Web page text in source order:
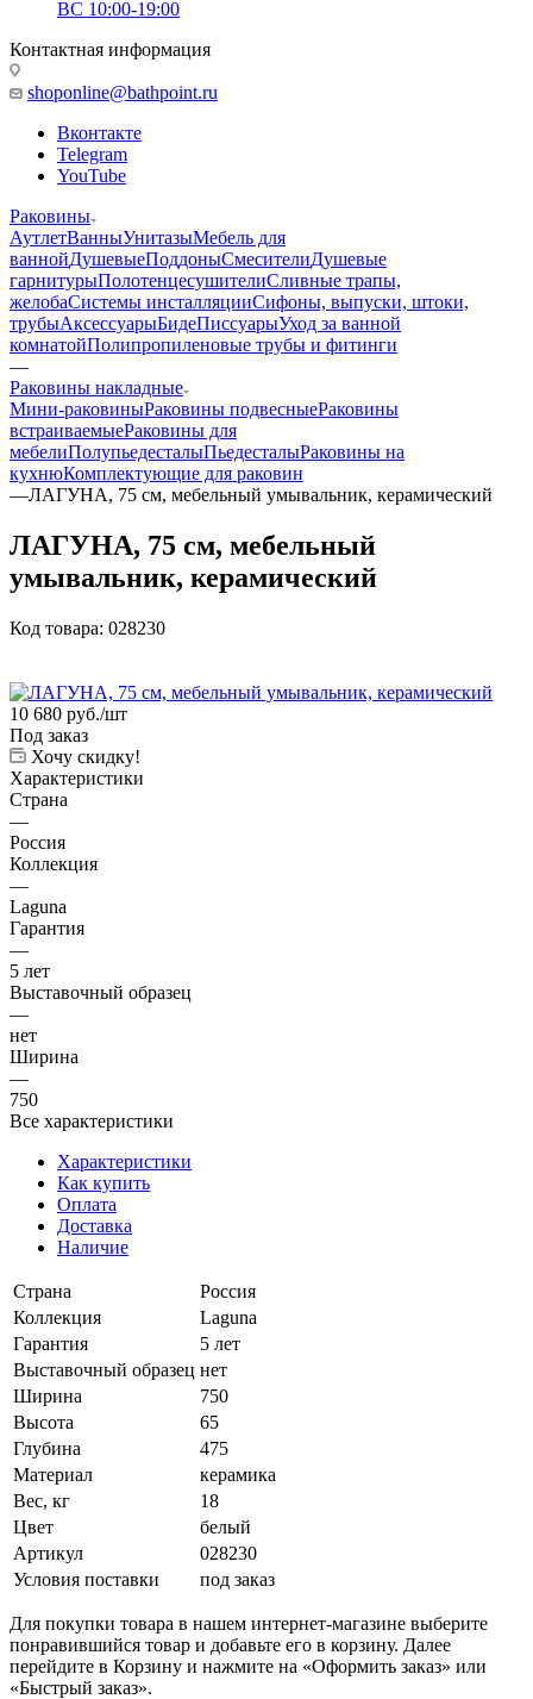
ВС 10:00-19:00
Контактная информация
shoponline@bathpoint.ru
Вконтакте
Telegram
YouTube
Раковины
АутлетВанныУнитазыМебель для
ваннойДушевыеПоддоныСмесителиДушевые
гарнитурыПолотенцесушителиСливные трапы,
желобаСистемы инсталляцииСифоны, выпуски, штоки,
трубыАксессуарыБидеПиссуарыУход за ванной
комнатойПолипропиленовые трубы и фитинги
—
Раковины накладные
Мини-раковиныРаковины подвесныеРаковины
встраиваемыеРаковины для
мебелиПолупьедесталыПьедесталыРаковины на
кухнюКомплектующие для раковин
—ЛАГУНА, 75 см, мебельный умывальник, керамический
ЛАГУНА, 75 см, мебельный
умывальник, керамический
Код товара: 028230
10 680 руб./шт
Под заказ
Хочу скидку!
Характеристики
Страна
—
Россия
Коллекция
—
Laguna
Гарантия
—
5 лет
Выставочный образец
—
нет
Ширина
—
750
Все характеристики
Характеристики
Как купить
Оплата
Доставка
Наличие
Страна
Россия
Коллекция
Laguna
Гарантия
5 лет
Выставочный образец нет
Ширина
750
Высота
65
Глубина
475
Материал
керамика
Вес, кг
18
Цвет
белый
Артикул
028230
Условия поставки
под заказ
Для покупки товара в нашем интернет-магазине выберите
понравившийся товар и добавьте его в корзину. Далее
перейдите в Корзину и нажмите на «Оформить заказ» или
«Быстрый заказ».